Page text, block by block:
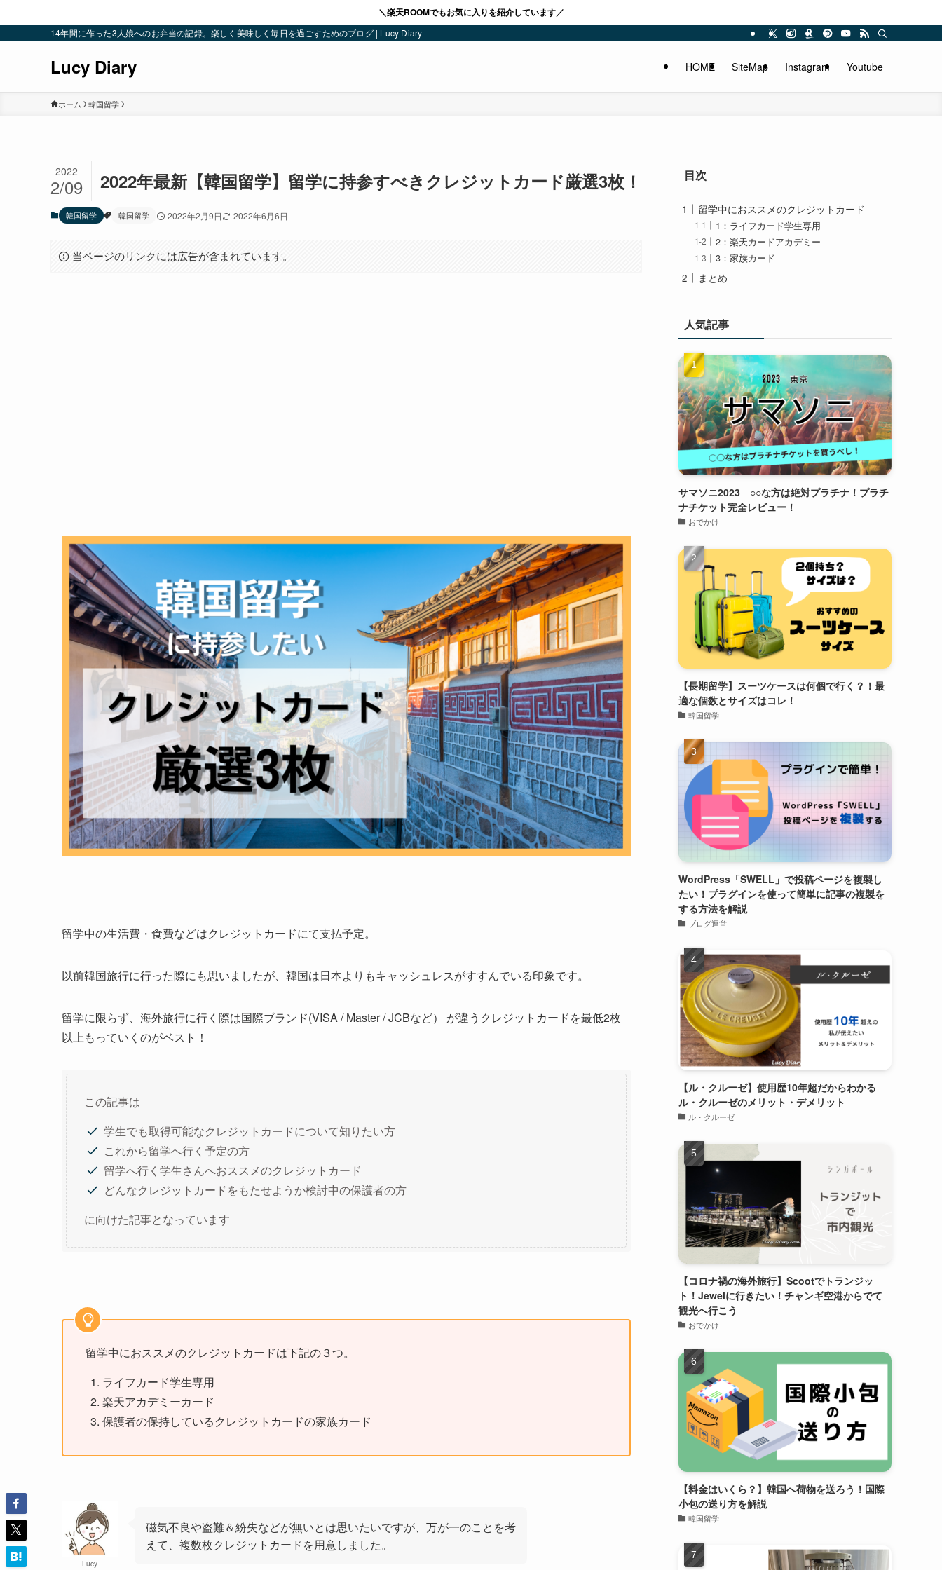
＼楽天ROOMでもお気に入りを紹介しています／
14年間に作った3人娘へのお弁当の記録。楽しく美味しく毎日を過ごすためのブログ | Lucy Diary
Lucy Diary HOME SiteMap Instagram Youtube
ホーム 韓国留学
2022年最新【韓国留学】留学に持参すべきクレジットカード厳選3枚！
2022
2/09
韓国留学 韓国留学 2022年2月9日 2022年6月6日
当ページのリンクには広告が含まれています。
留学中の生活費・食費などはクレジットカードにて支払予定。
以前韓国旅行に行った際にも思いましたが、韓国は日本よりもキャッシュレスがすすんでいる印象です。
留学に限らず、海外旅行に行く際は国際ブランド(VISA / Master / JCBなど） が違うクレジットカードを最低2枚
以上もっていくのがベスト！
この記事は
学生でも取得可能なクレジットカードについて知りたい方
これから留学へ行く予定の方
留学へ行く学生さんへおススメのクレジットカード
どんなクレジットカードをもたせようか検討中の保護者の方
に向けた記事となっています
留学中におススメのクレジットカードは下記の３つ。
ライフカード学生専用
楽天アカデミーカード
保護者の保持しているクレジットカードの家族カード
Lucy
磁気不良や盗難＆紛失などが無いとは思いたいですが、万が一のことを考
えて、複数枚クレジットカードを用意しました。
目次
留学中におススメのクレジットカード
1：ライフカード学生専用
2：楽天カードアカデミー
3：家族カード
まとめ
人気記事
サマソニ2023 ○○な方は絶対プラチナ！プラチ
ナチケット完全レビュー！
おでかけ
【長期留学】スーツケースは何個で行く？！最
適な個数とサイズはコレ！
韓国留学
WordPress「SWELL」で投稿ページを複製し
たい！プラグインを使って簡単に記事の複製を
する方法を解説
ブログ運営
【ル・クルーゼ】使用歴10年超だからわかる
ル・クルーゼのメリット・デメリット
ル・クルーゼ
【コロナ禍の海外旅行】Scootでトランジッ
ト！Jewelに行きたい！チャンギ空港からでて
観光へ行こう
おでかけ
【料金はいくら？】韓国へ荷物を送ろう！国際
小包の送り方を解説
韓国留学